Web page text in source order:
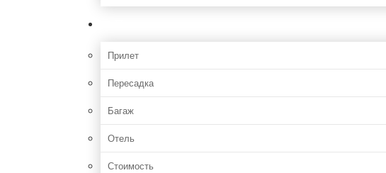
Прилет
Пересадка
Багаж
Отель
Стоимость